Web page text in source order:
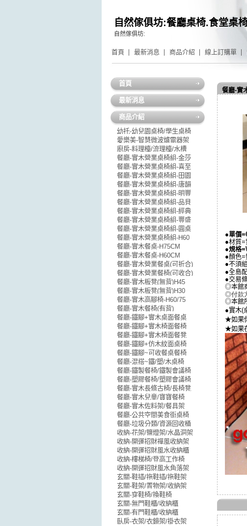
自然傢俱坊:餐廳桌椅.食堂桌
自然傢俱坊:
首頁 最新消息 商品介紹 線上訂購單
餐廳-實
●單價
●材質=
●規格=
●顏色
●不須
●全島
●交易
◎本館
◎付款
◎本館
●實木(
★如果
★如果
首頁
最新消息
商品介紹
幼托-幼兒園桌椅/學生桌椅
愛樂美-智慧微波爐電器架
廚房-料理檯/流理檯/水槽
餐廳-實木營業桌椅組-金莎
餐廳-實木營業桌椅組-喜至
餐廳-實木營業桌椅組-田園
餐廳-實木營業桌椅組-唐韻
餐廳-實木營業桌椅組-明豐
餐廳-實木營業桌椅組-品貝
餐廳-實木營業桌椅組-經典
餐廳-實木營業桌椅組-豐盛
餐廳-實木營業桌椅組-圓桌
餐廳-實木營業桌椅組-H60
餐廳-實木餐桌-H75CM
餐廳-實木餐桌-H60CM
餐廳-實木營業餐桌(可折合)
餐廳-實木營業餐椅(可收合)
餐廳-實木板凳(無背)H45
餐廳-實木板凳(無背)H30
餐廳-實木高腳椅-H60/75
餐廳-實木餐椅(有背)
餐廳-鐵腳+實木桌面餐桌
餐廳-鐵腳+實木椅面餐椅
餐廳-鐵腳+實木椅面餐凳
餐廳-鐵腳+仿木紋面桌椅
餐廳-鐵腳~可收餐桌餐椅
餐廳-混搭~鐵/塑/木桌椅
餐廳-鐵製餐椅/鐵製會議椅
餐廳-塑膠餐椅/塑膠會議椅
餐廳-實木長條古椅/長椅凳
餐廳-實木兒童/寶寶餐椅
餐廳-實木佐料架/餐具架
餐廳-公共空間美食街桌椅
餐廳-垃圾分類/資源回收桶
收納-花架/鹽燈架/水晶洞架
收納-開運招財禪風收納架
收納-開運招財風水收納櫃
收納-樓梯椅/登高工作椅
收納-開運招財風水角落架
玄關-鞋插/拖鞋插/拖鞋架
玄關-鞋架/置物架/收納架
玄關-穿鞋椅/換鞋椅
玄關-無門鞋櫃/收納櫃
玄關-有門鞋櫃/收納櫃
臥房-衣架/衣鏡架/掛衣架